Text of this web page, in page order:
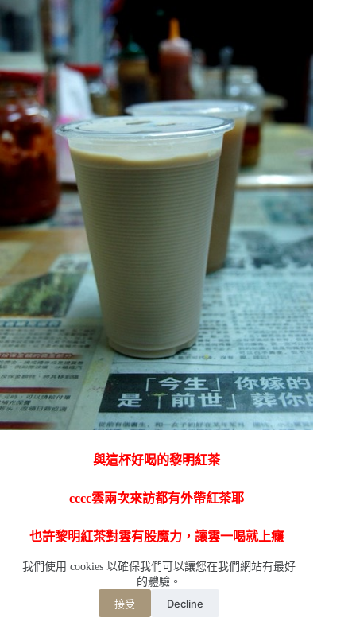
我們使用 cookies 以確保我們可以讓您在我們網站有最好
的體驗。
接受 Decline
與這杯好喝的黎明紅茶
cccc雲兩次來訪都有外帶紅茶耶
也許黎明紅茶對雲有股魔力，讓雲一喝就上癮
現在看著照片時，彷彿還能再次聞到那晚的茶渣香
下回希望有緣把茶包給帶回來嚕